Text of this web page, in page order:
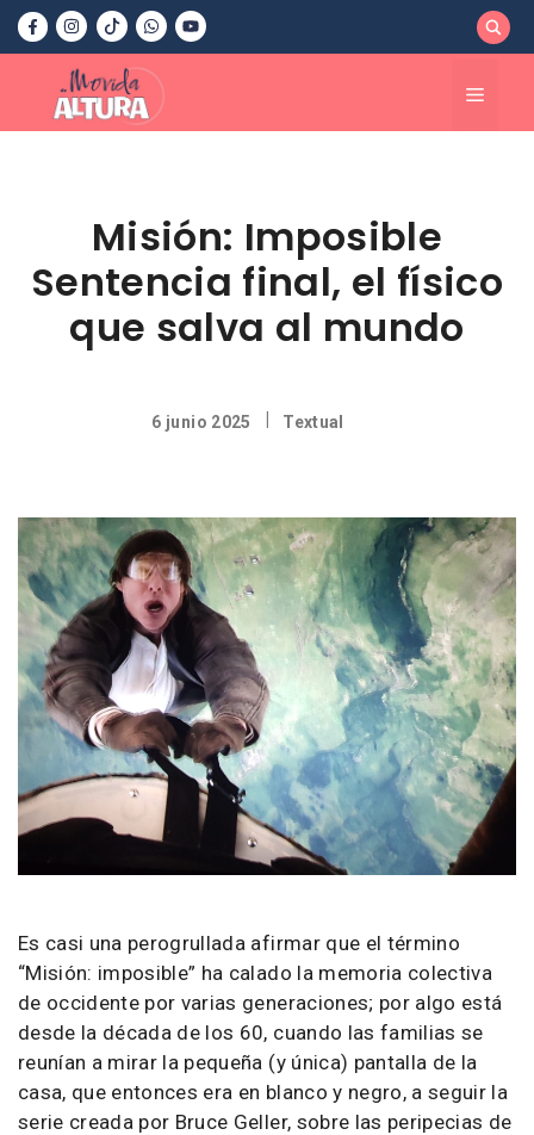
Saltar
contenido
Menú
Misión: Imposible
Sentencia final, el físico
que salva al mundo
6 junio 2025 | Textual
Es casi una perogrullada afirmar que el término
“Misión: imposible” ha calado la memoria colectiva
de occidente por varias generaciones; por algo está
desde la década de los 60, cuando las familias se
reunían a mirar la pequeña (y única) pantalla de la
casa, que entonces era en blanco y negro, a seguir la
serie creada por Bruce Geller, sobre las peripecias de